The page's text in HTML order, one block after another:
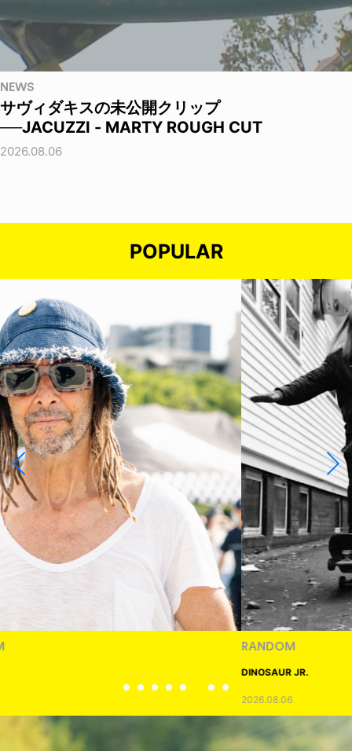
NEWS
サヴィダキスの未公開クリップ
──JACUZZI - MARTY ROUGH CUT
2026.08.06
POPULAR
RANDOM